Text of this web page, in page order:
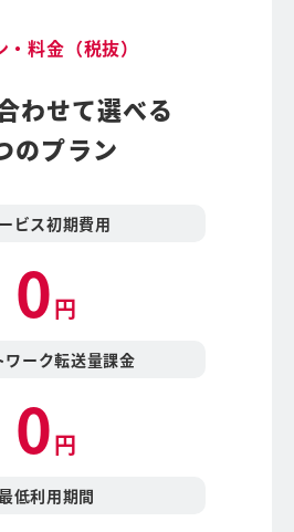
・料金（税抜）
わせて選べる
のプラン
ビス初期費用
0円
ワーク転送量課金
0円
低利用期間